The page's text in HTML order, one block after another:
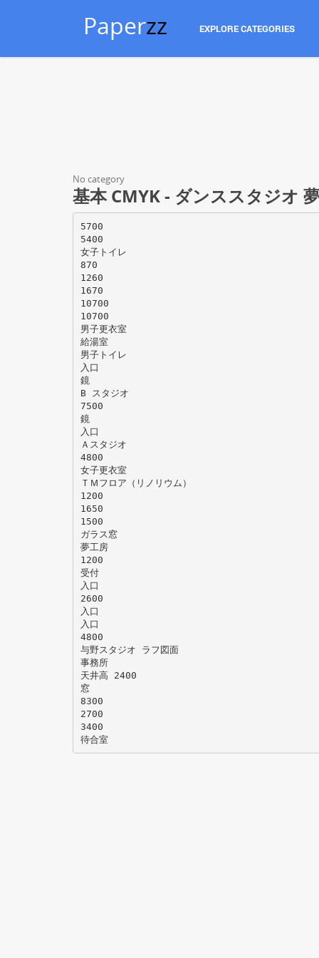
Paperzz EXPLORE CATEGORIES
No category
基本 CMYK - ダンススタジオ
5700
5400
女子トイレ
870
1260
1670
10700
10700
男子更衣室
給湯室
男子トイレ
入口
鏡
B スタジオ
7500
鏡
入口
Ａスタジオ
4800
女子更衣室
ＴＭフロア（リノリウム）
1200
1650
1500
ガラス窓
夢工房
1200
受付
入口
2600
入口
入口
4800
与野スタジオ ラフ図面
事務所
天井高 2400
窓
8300
2700
3400